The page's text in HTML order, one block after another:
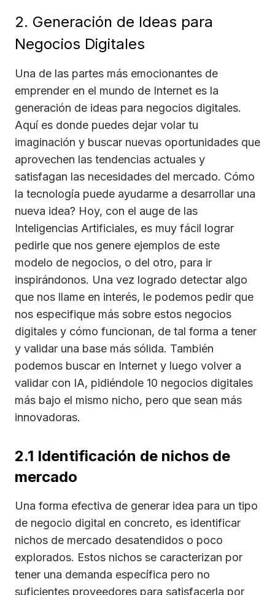
2. Generación de Ideas para
Negocios Digitales
Una de las partes más emocionantes de
emprender en el mundo de Internet es la
generación de ideas para negocios digitales.
Aquí es donde puedes dejar volar tu
imaginación y buscar nuevas oportunidades que
aprovechen las tendencias actuales y
satisfagan las necesidades del mercado. Cómo
la tecnología puede ayudarme a desarrollar una
nueva idea? Hoy, con el auge de las
Inteligencias Artificiales, es muy fácil lograr
pedirle que nos genere ejemplos de este
modelo de negocios, o del otro, para ir
inspirándonos. Una vez logrado detectar algo
que nos llame en interés, le podemos pedir que
nos especifique más sobre estos negocios
digitales y cómo funcionan, de tal forma a tener
y validar una base más sólida. También
podemos buscar en Internet y luego volver a
validar con IA, pidiéndole 10 negocios digitales
más bajo el mismo nicho, pero que sean más
innovadoras.
2.1 Identificación de nichos de
mercado
Una forma efectiva de generar idea para un tipo
de negocio digital en concreto, es identificar
nichos de mercado desatendidos o poco
explorados. Estos nichos se caracterizan por
tener una demanda específica pero no
suficientes proveedores para satisfacerla por